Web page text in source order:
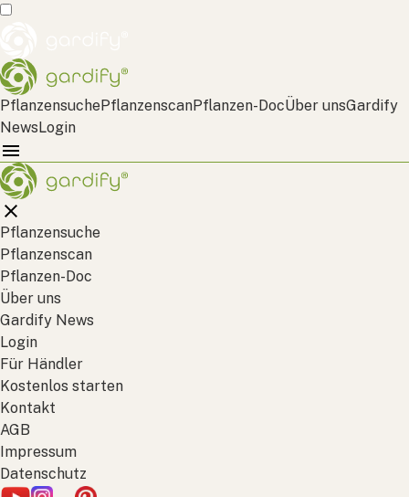
PflanzensuchePflanzenscanPflanzen-DocÜber unsGardify
NewsLogin
Pflanzensuche
Pflanzenscan
Pflanzen-Doc
Über uns
Gardify News
Login
Für Händler
Kostenlos starten
Kontakt
AGB
Impressum
Datenschutz